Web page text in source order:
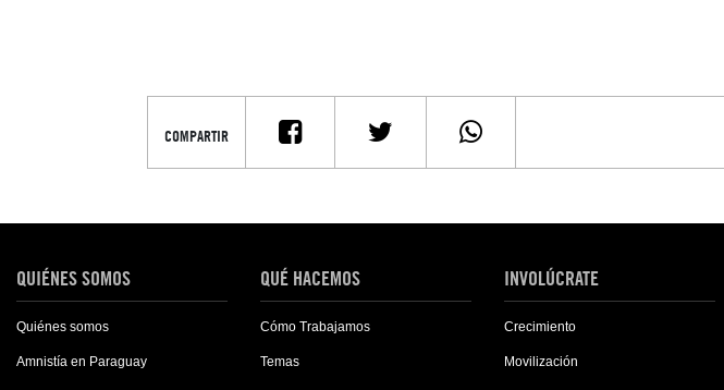
COMPARTIR
QUIÉNES SOMOS
Quiénes somos
Amnistía en Paraguay
QUÉ HACEMOS
Cómo Trabajamos
Temas
INVOLÚCRATE
Crecimiento
Movilización